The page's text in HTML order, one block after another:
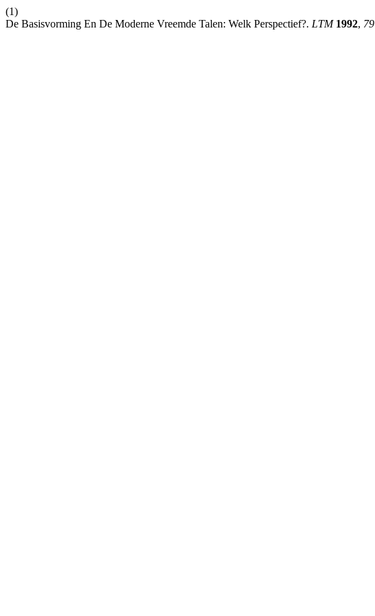
(1)
De Basisvorming En De Moderne Vreemde Talen: Welk Perspectief?. LTM 1992, 79